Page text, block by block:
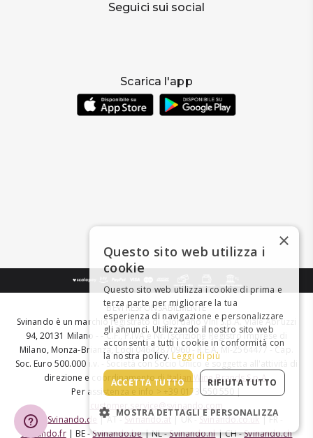
Seguici sui social
Scarica l'app
BEVI RESPONSABILMENTE
Svinando è un marchio registrato di Giordano Vini S.p.A. Viale Abruzzi
94, 20131 Milano - - C.F., P.IVA e Nr. Iscrizione Registro Imprese di
Milano, Monza-Brianza, Lodi 04642870960 - R.E.A. MI-2564477 - Cap.
Soc. Euro 500.000 i.v. - Società con Socio Unico e soggetta all'attività di
direzione e coordinamento diItalian Wine Brands S.p.A.
Per assistenza e info > +39 0173 550 550 |
customer.service@svinando.com
DE -Svinando.de | AT -Svinando.at | UK - Svinando.co.uk| FR -
Svinando.fr| BE -Svinando.be| NL -Svinando.nl| CH -Svinando.ch
×
Questo sito web utilizza i
cookie
Questo sito web utilizza i cookie di prima e
terza parte per migliorare la tua
esperienza di navigazione e personalizzare
gli annunci. Utilizzando il nostro sito web
acconsenti a tutti i cookie in conformità con
la nostra policy. Leggi di più
ACCETTA TUTTO RIFIUTA TUTTO
MOSTRA DETTAGLI E PERSONALIZZA